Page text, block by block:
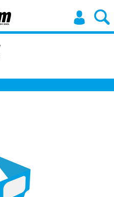
Navigation